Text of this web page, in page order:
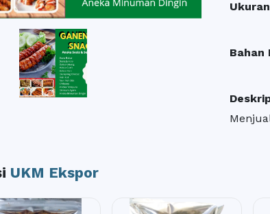
Bahan
UKM Ekspor